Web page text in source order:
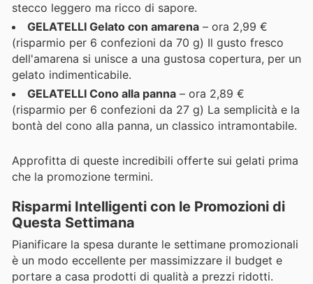
stecco leggero ma ricco di sapore.
GELATELLI Gelato con amarena – ora 2,99 €
(risparmio per 6 confezioni da 70 g) Il gusto fresco
dell'amarena si unisce a una gustosa copertura, per un
gelato indimenticabile.
GELATELLI Cono alla panna – ora 2,89 €
(risparmio per 6 confezioni da 27 g) La semplicità e la
bontà del cono alla panna, un classico intramontabile.
Approfitta di queste incredibili offerte sui gelati prima
che la promozione termini.
Risparmi Intelligenti con le Promozioni di
Questa Settimana
Pianificare la spesa durante le settimane promozionali
è un modo eccellente per massimizzare il budget e
portare a casa prodotti di qualità a prezzi ridotti.